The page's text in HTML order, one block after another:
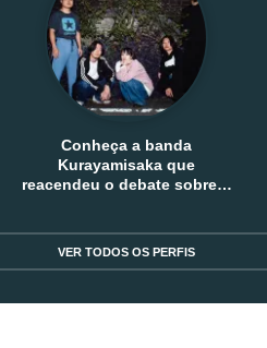
Conheça a banda
Kurayamisaka que
reacendeu o debate sobre o
VER TODOS OS PERFIS